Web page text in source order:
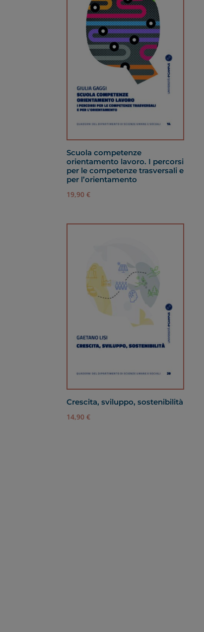
Scuola competenze
orientamento lavoro. I percorsi
per le competenze trasversali e
per l’orientamento
19,90€
Crescita, sviluppo, sostenibilità
14,90€